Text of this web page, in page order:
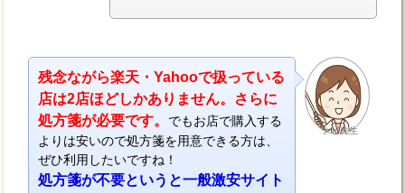
ナビ先生
残念ながら楽天・Yahooで扱っている
店は2店ほどしかありません。さらに
処方箋が必要です。 でもお店で購入する
よりは安いので処方箋を用意できる方は、
ぜひ利用したいですね！
処方箋が不要というと一般激安サイト